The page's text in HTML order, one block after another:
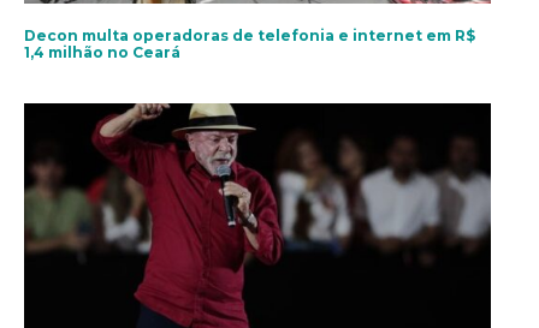
Decon multa operadoras de telefonia e internet em R$
1,4 milhão no Ceará